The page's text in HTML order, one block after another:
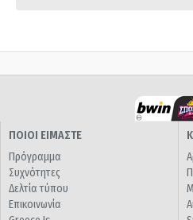
ΠΟΙΟΙ ΕΙΜΑΣΤΕ
Πρόγραμμα
Συχνότητες
Δελτία τύπου
Επικοινωνία